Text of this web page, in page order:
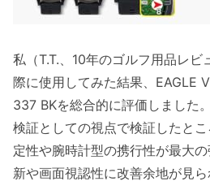
私（T.T.、10年のゴルフ用品レビ
際に使用してみた結果、EAGLE
337 BKを総合的に評価しました
検証としての視点で検証したと
定性や腕時計型の携行性が最大
新や画面視認性に改善余地が見ら